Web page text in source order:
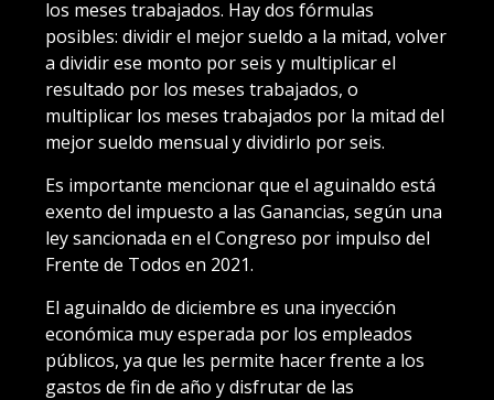
los meses trabajados. Hay dos fórmulas
posibles: dividir el mejor sueldo a la mitad, volver
a dividir ese monto por seis y multiplicar el
resultado por los meses trabajados, o
multiplicar los meses trabajados por la mitad del
mejor sueldo mensual y dividirlo por seis.
Es importante mencionar que el aguinaldo está
exento del impuesto a las Ganancias, según una
ley sancionada en el Congreso por impulso del
Frente de Todos en 2021.
El aguinaldo de diciembre es una inyección
económica muy esperada por los empleados
públicos, ya que les permite hacer frente a los
gastos de fin de año y disfrutar de las